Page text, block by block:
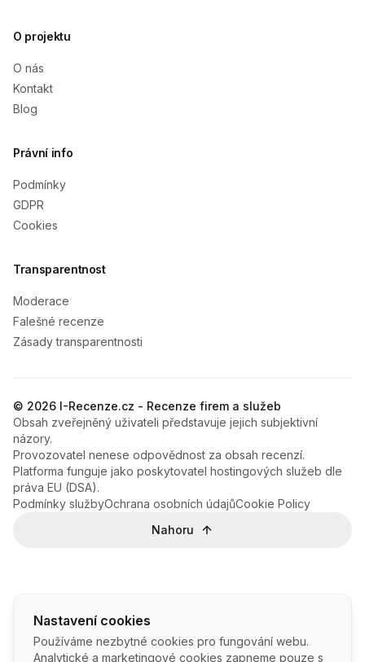
Nastavení cookies
Používáme nezbytné cookies pro fungování webu.
Analytické a marketingové cookies zapneme pouze s
O projektu
O nás
Kontakt
Blog
Právní info
Podmínky
GDPR
Cookies
Transparentnost
Moderace
Falešné recenze
Zásady transparentnosti
© 2026 I-Recenze.cz - Recenze firem a služeb
Obsah zveřejněný uživateli představuje jejich subjektivní
názory.
Provozovatel nenese odpovědnost za obsah recenzí.
Platforma funguje jako poskytovatel hostingových služeb dle
práva EU (DSA).
Podmínky službyOchrana osobních údajůCookie Policy
Nahoru